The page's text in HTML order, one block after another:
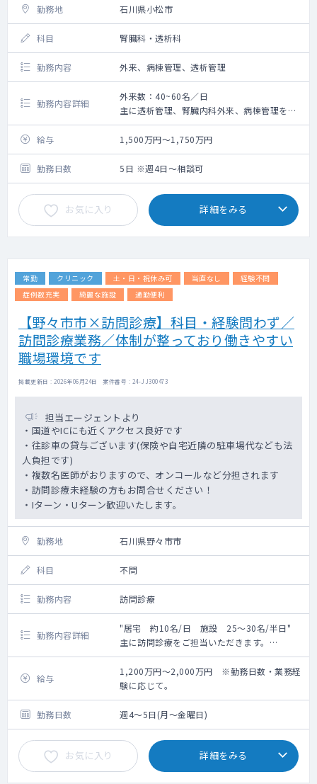
勤務地 石川県小松市
科目 腎臓科・透析科
勤務内容 外来、病棟管理、透析管理
勤務内容詳細
外来数：40~60名／日
主に透析管理、腎臓内科外来、病棟管理をご
担当いただきます。
【透析について】
透析病床数：40～43床
クール数：月・水・金曜日は3クール、火・
木・土曜日は1クール
※泌尿器科医師は週1回程度の回診を担当して
いただきます
在院日数：10日間程度
給与 1,500万円～1,750万円
勤務日数 5日 ※週4日～相談可
お気に入り 詳細をみる
常勤 クリニック 土・日・祝休み可 当直なし
経験不問
症例数充実
綺麗な施設 通勤便利
【野々市市×訪問診療】科目・経験問わず／
訪問診療業務／体制が整っており働きやすい
職場環境です
掲載更新日 : 2026年06月24日 案件番号 : 24-JJ300473
担当エージェントより
・国道やICにも近くアクセス良好です
・往診車の貸与ございます(保険や自宅近隣の駐車場代なども法
人負担です)
・複数名医師がおりますので、オンコールなど分担されます
・訪問診療未経験の方もお問合せください！
・Iターン・Uターン歓迎いたします。
勤務地 石川県野々市市
科目 不問
勤務内容 訪問診療
勤務内容詳細
"居宅 約10名/日 施設 25～30名/半日"
主に訪問診療をご担当いただきます。
エリア：野々市市～金沢市
給与
1,200万円～2,000万円 ※勤務日数・業務経
験に応じて。
勤務日数 週4～5日(月～金曜日)
お気に入り 詳細をみる